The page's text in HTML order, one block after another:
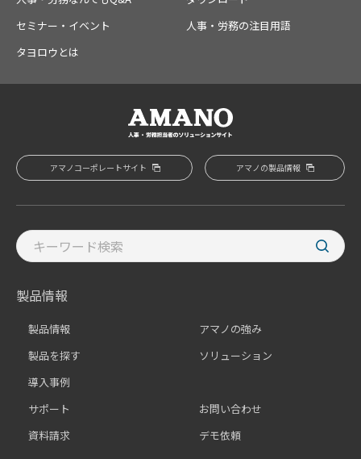
セミナー・イベント
人事・労務の注目用語
タヨロウとは
アマノコーポレートサイト アマノの製品情報
製品情報
製品情報
アマノの強み
製品を探す
ソリューション
導入事例
サポート
お問い合わせ
資料請求
デモ依頼